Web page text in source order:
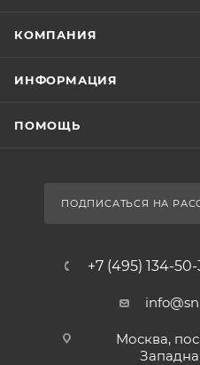
КОМПАНИЯ
ИНФОРМАЦИЯ
ПОМОЩЬ
ПОДПИСАТЬСЯ НА
+7 (495) 134-50-
Москва,